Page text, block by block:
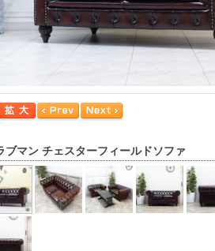
ブマン チェスターフィールドソファ